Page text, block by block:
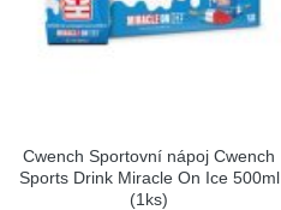
Cwench Sportovní nápoj Cwench
Sports Drink Miracle On Ice 500ml
(1ks)